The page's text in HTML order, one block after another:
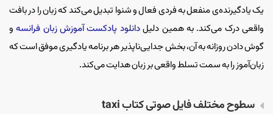
یک یادگیرنده‌ی منفعل به فردی فعال و شنوا تبدیل می‌کند که زبان را در بافت
واقعی درک می‌کند. به همین دلیلدانلود پادکست آموزش زبان فرانسهو
گوش دادن روزانه به آن، بخش جدایی‌ناپذیر هر برنامه یادگیری موفق است که
زبان‌آموز را به سمت تسلط واقعی بر زبان هدایت می‌کند.
سطوح مختلف فایل صوتی کتاب taxi